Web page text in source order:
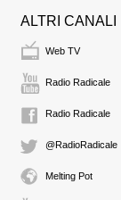
ALTRI CANALI
Web TV
Radio Radicale
Radio Radicale
@RadioRadicale
Melting Pot